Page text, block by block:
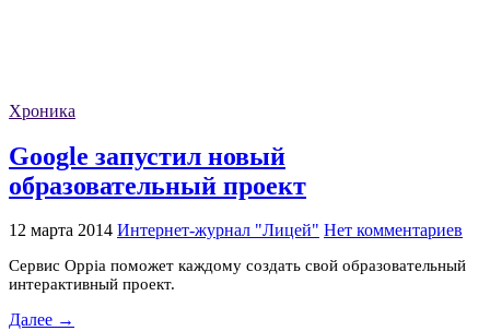
Хроника
Google запустил новый
образовательный проект
12 марта 2014 Интернет-журнал "Лицей" Нет комментариев
Cервис Oppia поможет каждому создать свой образовательный
интерактивный проект.
Далее →